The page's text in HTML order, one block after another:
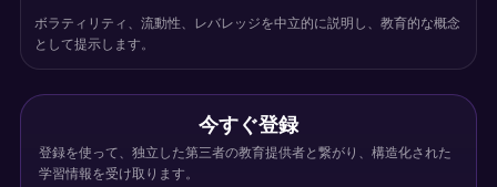
ボラティリティ、流動性、レバレッジを中立的に説明し、教育的な概念
として提示します。
今すぐ登録
登録を使って、独立した第三者の教育提供者と繋がり、構造化された
学習情報を受け取ります。